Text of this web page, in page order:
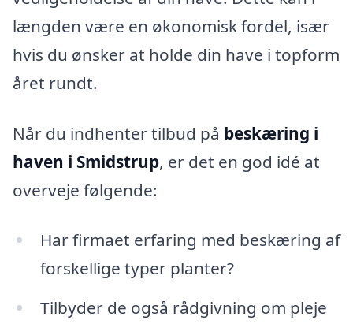
længden være en økonomisk fordel, især
hvis du ønsker at holde din have i topform
året rundt.
Når du indhenter tilbud på beskæring i
haven i Smidstrup, er det en god idé at
overveje følgende:
Har firmaet erfaring med beskæring af
forskellige typer planter?
Tilbyder de også rådgivning om pleje